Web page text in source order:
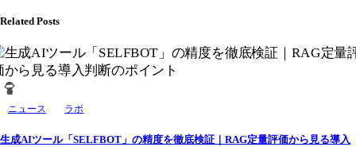
Related Posts
ニュース ラボ
生成AIツール「SELFBOT」の精度を徹底検証｜RAG定量評価から見る導入